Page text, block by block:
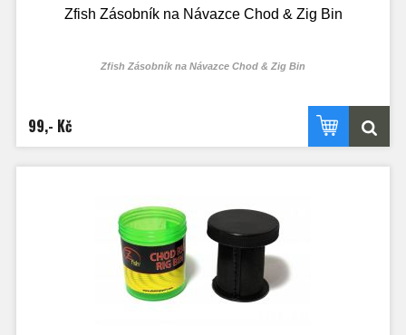
Zfish Zásobník na Návazce Chod & Zig Bin
Zfish Zásobník na Návazce Chod & Zig Bin
99,- Kč